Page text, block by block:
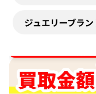
ジュエリーブラ